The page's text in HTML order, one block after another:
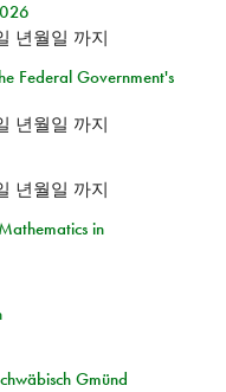
년월일 까지
Federal Government's
년월일 까지
년월일 까지
in
Gmünd